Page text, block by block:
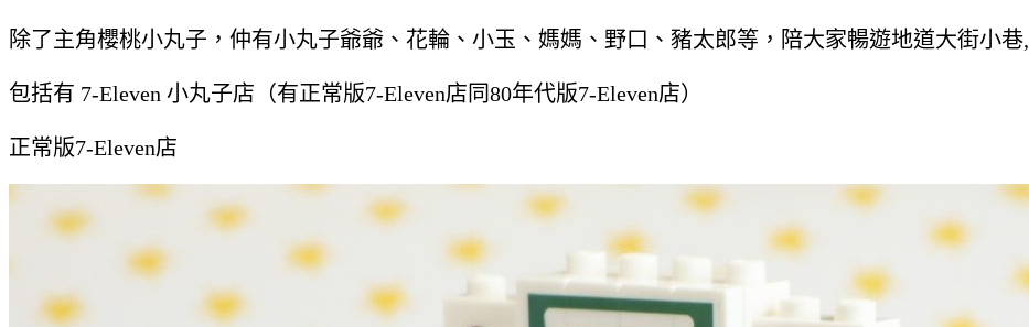
除了主角櫻桃小丸子，仲有小丸子爺爺、花輪、小玉、媽媽、 野口、豬太郎等，陪大家暢遊地道大街小巷,
包括有 7-Eleven 小丸子店（有正常版7-Eleven店 同80年代版7-Eleven店）
正常版7-Eleven店